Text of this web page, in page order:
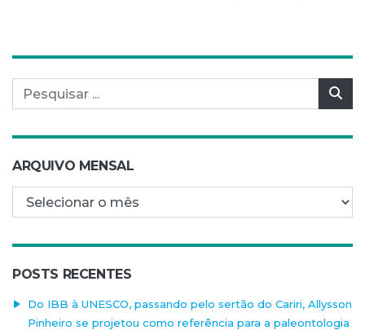
Pesquisar por:
ARQUIVO MENSAL
Arquivo mensal
POSTS RECENTES
Do IBB à UNESCO, passando pelo sertão do Cariri, Allysson
Pinheiro se projetou como referência para a paleontologia